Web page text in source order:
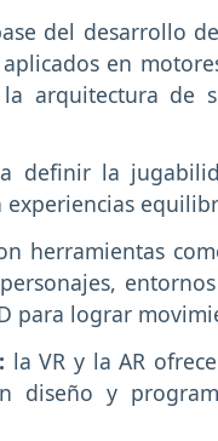
del desarrollo
en
arquitectura de
definir la
herramientas
para lograr
la VR y la AR
diseño y